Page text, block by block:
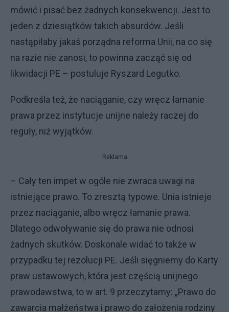
mówić i pisać bez żadnych konsekwencji. Jest to
jeden z dziesiątków takich absurdów. Jeśli
nastąpiłaby jakaś porządna reforma Unii, na co się
na razie nie zanosi, to powinna zacząć się od
likwidacji PE – postuluje Ryszard Legutko.
Podkreśla też, że naciąganie, czy wręcz łamanie
prawa przez instytucje unijne należy raczej do
reguły, niż wyjątków.
Reklama
– Cały ten impet w ogóle nie zwraca uwagi na
istniejące prawo. To zresztą typowe. Unia istnieje
przez naciąganie, albo wręcz łamanie prawa.
Dlatego odwoływanie się do prawa nie odnosi
żadnych skutków. Doskonale widać to także w
przypadku tej rezolucji PE. Jeśli sięgniemy do Karty
praw ustawowych, która jest częścią unijnego
prawodawstwa, to w art. 9 przeczytamy: „Prawo do
zawarcia małżeństwa i prawo do założenia rodziny